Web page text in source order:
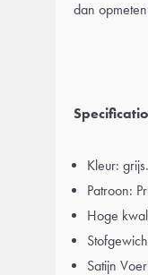
dan
Kleur: grijs.
Patroon:
Hoge
Satijn